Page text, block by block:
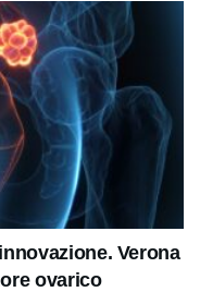
Verona
ovarico